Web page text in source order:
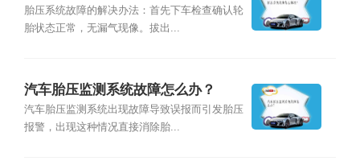
胎压系统故障的解决办法：首先下车检查确认轮
胎状态正常，无漏气现像。拔出...
汽车胎压监测系统故障怎么办？
汽车胎压监测系统出现故障导致误报而引发胎压
报警，出现这种情况直接消除胎...